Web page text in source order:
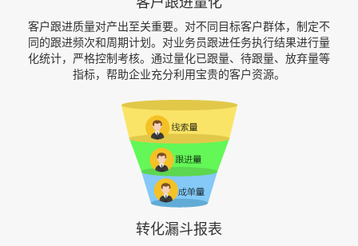
客户跟进质量对产出至关重要。对不同目标客户群体，制定不
同的跟进频次和周期计划。对业务员跟进任务执行结果进行量
化统计，严格控制考核。通过量化已跟量、待跟量、放弃量等
指标，帮助企业充分利用宝贵的客户资源。
转化漏斗报表